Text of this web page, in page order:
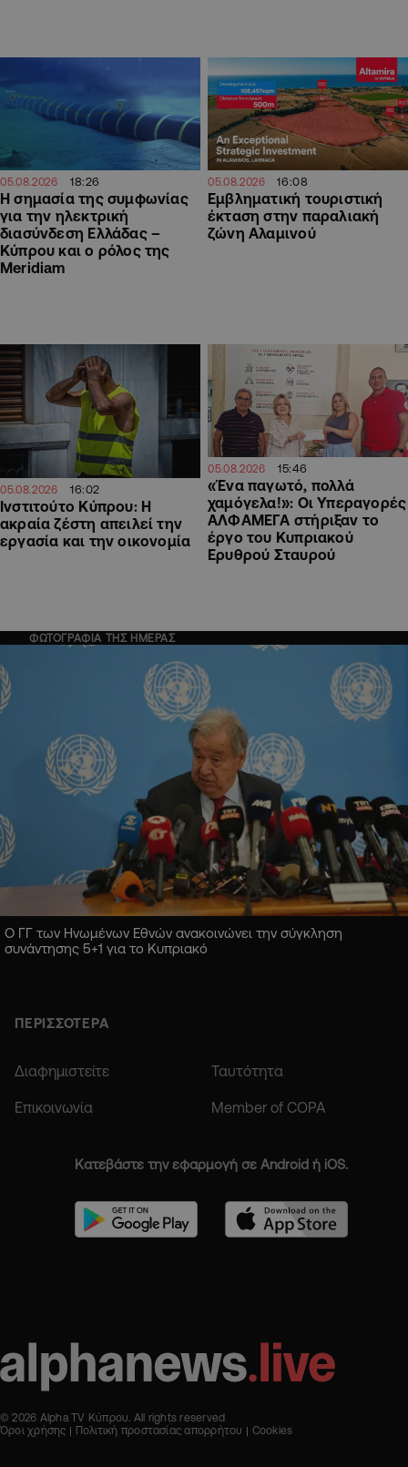
05.08.2026 18:26
H σημασία της συμφωνίας
για την ηλεκτρική
διασύνδεση Ελλάδας –
Κύπρου και ο ρόλος της
Meridiam
05.08.2026 16:08
Εμβληματική τουριστική
έκταση στην παραλιακή
ζώνη Αλαμινού
05.08.2026 16:02
Ινστιτούτο Κύπρου: Η
ακραία ζέστη απειλεί την
εργασία και την οικονομία
05.08.2026 15:46
«Ένα παγωτό, πολλά
χαμόγελα!»: Οι Υπεραγορές
ΑΛΦΑΜΕΓΑ στήριξαν το
έργο του Κυπριακού
Ερυθρού Σταυρού
ΦΩΤΟΓΡΑΦΙΑ ΤΗΣ ΗΜΕΡΑΣ
Ο ΓΓ των Ηνωμένων Εθνών ανακοινώνει την σύγκληση
συνάντησης 5+1 για το Κυπριακό
ΠΕΡΙΣΣΟΤΕΡΑ
Διαφημιστείτε Ταυτότητα
Επικοινωνία Member of COPA
Κατεβάστε την εφαρμογή σε Android ή iOS.
© 2026 Alpha TV Κύπρου. All rights reserved
Όροι χρήσης
Πολιτική προστασίας απορρήτου Cookies